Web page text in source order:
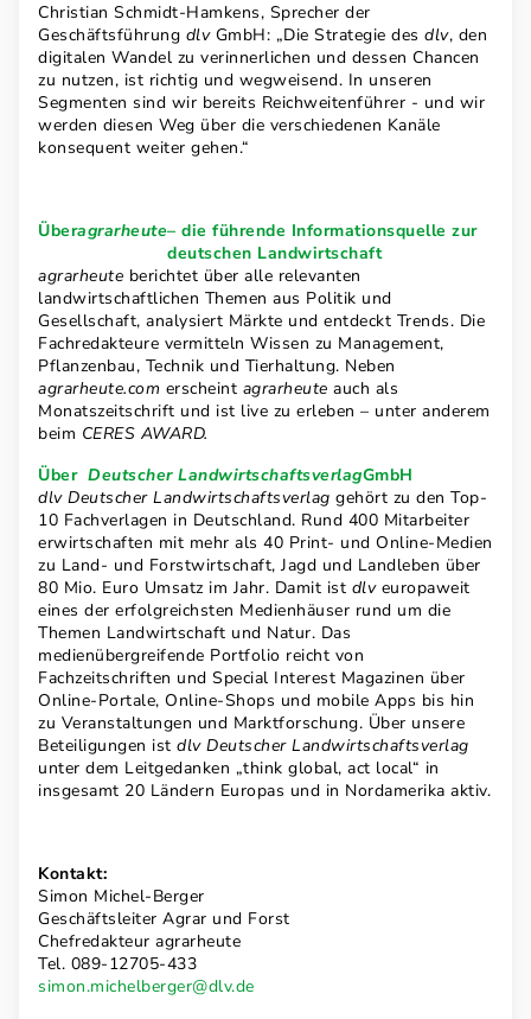
Christian Schmidt-Hamkens, Sprecher der
Geschäftsführung dlvGmbH: „Die Strategie des dlv, den
digitalen Wandel zu verinnerlichen und dessen Chancen
zu nutzen, ist richtig und wegweisend. In unseren
Segmenten sind wir bereits Reichweitenführer - und wir
werden diesen Weg über die verschiedenen Kanäle
konsequent weiter gehen.“
Überagrarheute– die führende Informationsquelle zur
deutschen Landwirtschaft
agrarheute berichtet über alle relevanten
landwirtschaftlichen Themen aus Politik und
Gesellschaft, analysiert Märkte und entdeckt Trends. Die
Fachredakteure vermitteln Wissen zu Management,
Pflanzenbau, Technik und Tierhaltung. Neben
agrarheute.com erscheint agrarheute auch als
Monatszeitschrift und ist live zu erleben – unter anderem
beim CERES AWARD.
Über Deutscher LandwirtschaftsverlagGmbH
dlv Deutscher Landwirtschaftsverlag gehört zu den Top-
10 Fachverlagen in Deutschland. Rund 400 Mitarbeiter
erwirtschaften mit mehr als 40 Print- und Online-Medien
zu Land- und Forstwirtschaft, Jagd und Landleben über
80 Mio. Euro Umsatz im Jahr. Damit ist dlveuropaweit
eines der erfolgreichsten Medienhäuser rund um die
Themen Landwirtschaft und Natur. Das
medienübergreifende Portfolio reicht von
Fachzeitschriften und Special Interest Magazinen über
Online-Portale, Online-Shops und mobile Apps bis hin
zu Veranstaltungen und Marktforschung. Über unsere
Beteiligungen ist dlv Deutscher Landwirtschaftsverlag
unter dem Leitgedanken „think global, act local“ in
insgesamt 20 Ländern Europas und in Nordamerika aktiv.
Kontakt:
Simon Michel-Berger
Geschäftsleiter Agrar und Forst
Chefredakteur agrarheute
Tel. 089-12705-433
simon.michelberger@dlv.de